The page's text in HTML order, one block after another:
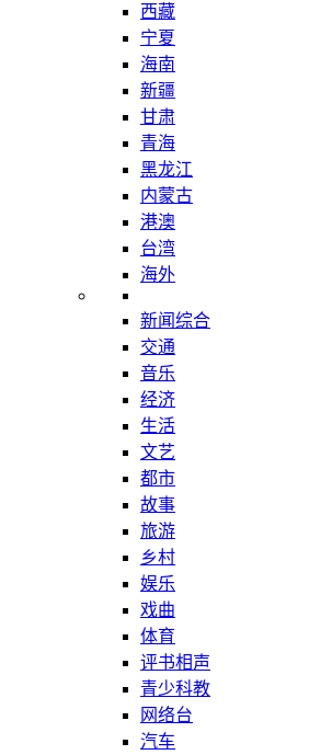
西藏
宁夏
海南
新疆
甘肃
青海
黑龙江
内蒙古
港澳
台湾
海外
新闻综合
交通
音乐
经济
生活
文艺
都市
故事
旅游
乡村
娱乐
戏曲
体育
评书相声
青少科教
网络台
汽车